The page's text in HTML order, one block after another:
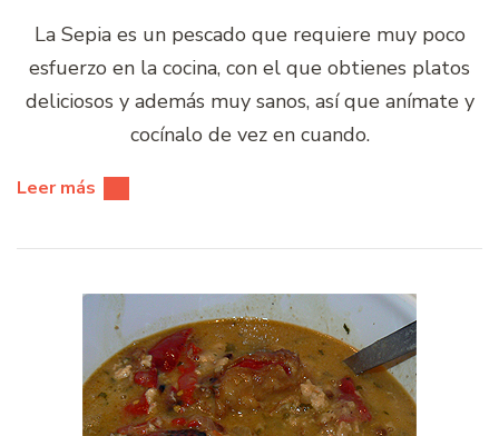
La Sepia es un pescado que requiere muy poco
esfuerzo en la cocina, con el que obtienes platos
deliciosos y además muy sanos, así que anímate y
cocínalo de vez en cuando.
Leer más